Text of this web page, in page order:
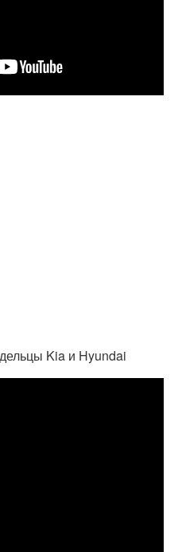
Kia и Hyundai